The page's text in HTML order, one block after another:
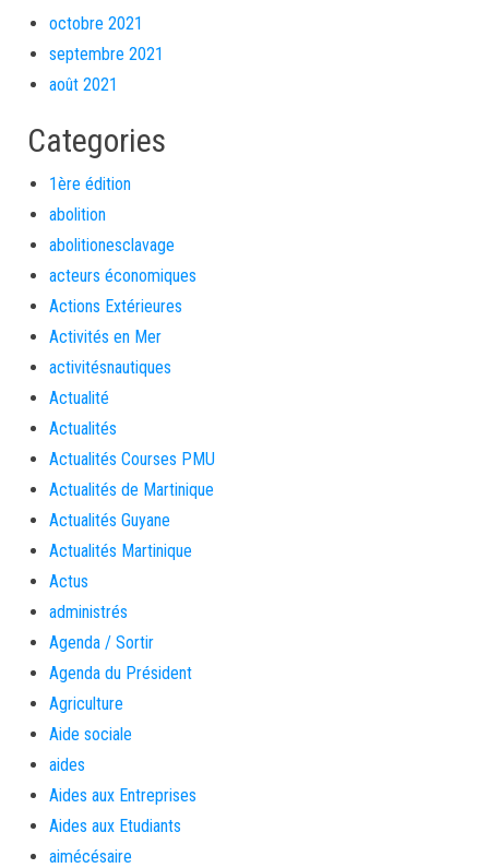
octobre 2021
septembre 2021
août 2021
Categories
1ère édition
abolition
abolitionesclavage
acteurs économiques
Actions Extérieures
Activités en Mer
activitésnautiques
Actualité
Actualités
Actualités Courses PMU
Actualités de Martinique
Actualités Guyane
Actualités Martinique
Actus
administrés
Agenda / Sortir
Agenda du Président
Agriculture
Aide sociale
aides
Aides aux Entreprises
Aides aux Etudiants
aimécésaire